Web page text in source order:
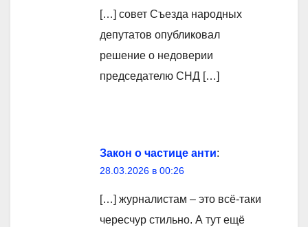
[…] совет Съезда народных
депутатов опубликовал
решение о недоверии
председателю СНД […]
Закон о частице анти:
28.03.2026 в 00:26
[…] журналистам – это всё-таки
чересчур стильно. А тут ещё